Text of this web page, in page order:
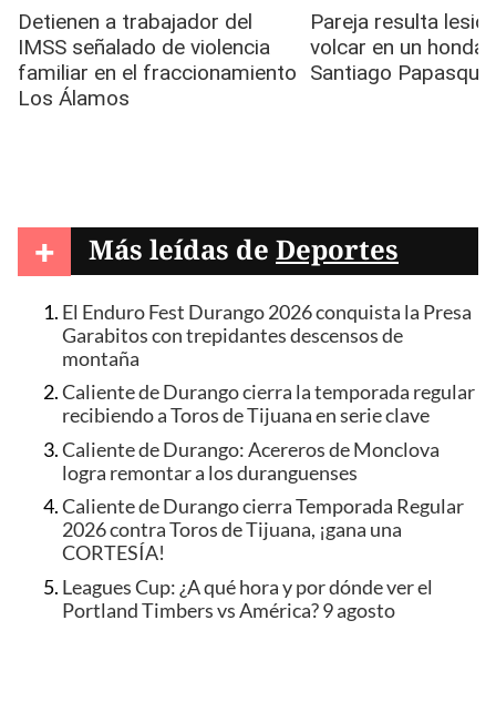
+ Más leídas de Deportes
El Enduro Fest Durango 2026 conquista la Presa
Garabitos con trepidantes descensos de
montaña
Caliente de Durango cierra la temporada regular
recibiendo a Toros de Tijuana en serie clave
Caliente de Durango: Acereros de Monclova
logra remontar a los duranguenses
Caliente de Durango cierra Temporada Regular
2026 contra Toros de Tijuana, ¡gana una
CORTESÍA!
Leagues Cup: ¿A qué hora y por dónde ver el
Portland Timbers vs América? 9 agosto